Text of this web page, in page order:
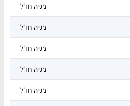
מניה חו"ל
מניה חו"ל
מניה חו"ל
מניה חו"ל
מניה חו"ל